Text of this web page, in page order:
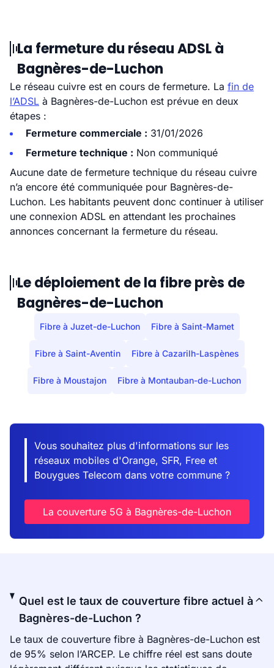
La fermeture du réseau ADSL à
Bagnères-de-Luchon
Le réseau cuivre est en cours de fermeture. La fin de
l’ADSL à Bagnères-de-Luchon est prévue en deux
étapes :
Fermeture commerciale : 31/01/2026
Fermeture technique : Non communiqué
Aucune date de fermeture technique du réseau cuivre
n’a encore été communiquée pour Bagnères-de-
Luchon. Les habitants peuvent donc continuer à utiliser
une connexion ADSL en attendant les prochaines
annonces concernant la fermeture du réseau.
Le déploiement de la fibre près de
Bagnères-de-Luchon
Fibre à Juzet-de-Luchon Fibre à Saint-Mamet
Fibre à Saint-Aventin Fibre à Cazarilh-Laspènes
Fibre à Moustajon Fibre à Montauban-de-Luchon
Vous souhaitez plus d'informations sur les
réseaux mobiles d'Orange, SFR, Free et
Bouygues Telecom dans votre commune ?
La couverture 5G à Bagnères-de-Luchon
Quel est le taux de couverture fibre actuel à
Bagnères-de-Luchon ?
Le taux de couverture fibre à Bagnères-de-Luchon est
de 95% selon l’ARCEP. Le chiffre réel est sans doute